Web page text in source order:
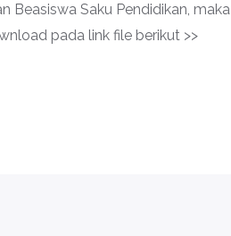
Beasiswa Saku Pendidikan, maka
pada link file berikut >>